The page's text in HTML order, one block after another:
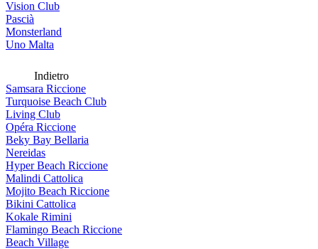
Vision Club
Pascià
Monsterland
Uno Malta
Indietro
Samsara Riccione
Turquoise Beach Club
Living Club
Opéra Riccione
Beky Bay Bellaria
Nereidas
Hyper Beach Riccione
Malindi Cattolica
Mojito Beach Riccione
Bikini Cattolica
Kokale Rimini
Flamingo Beach Riccione
Beach Village